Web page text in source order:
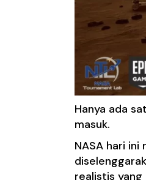
Hanya ada
masuk.
NASA hari
realistis